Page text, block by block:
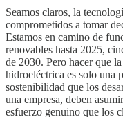
Seamos claros, la
comprometidos a tomar
Estamos en camino de
renovables hasta 2025,
de 2030. Pero hacer que
hidroeléctrica es solo una
sostenibilidad que los
una empresa, deben
esfuerzo genuino que los